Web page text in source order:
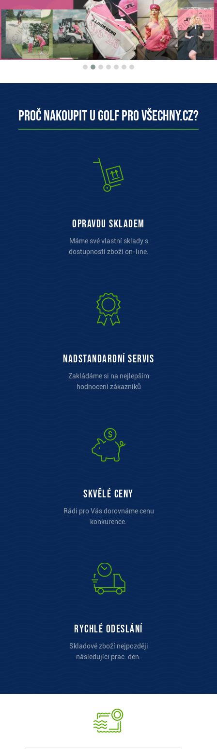
Proč nakoupit u Golf pro všechny.cz?
opravdu skladem
Máme své vlastní sklady s
dostupností zboží on-line.
Nadstandardní servis
Zakládáme si na nejlepším
hodnocení zákazníků
Skvělé ceny
Rádi pro Vás dorovnáme cenu
konkurence.
Rychlé odeslání
Skladové zboží nejpozději
následujíci prac. den.